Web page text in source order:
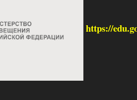
https://